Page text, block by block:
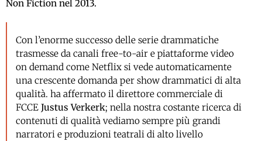
Non Fiction nel 2013.
Con l’enorme successo delle serie drammatiche
trasmesse da canali free-to-air e piattaforme video
on demand come Netflix si vede automaticamente
una crescente domanda per show drammatici di alta
qualità. ha affermato il direttore commerciale di
FCCEJustus Verkerk; nella nostra costante ricerca di
contenuti di qualità vediamo sempre più grandi
narratori e produzioni teatrali di alto livello